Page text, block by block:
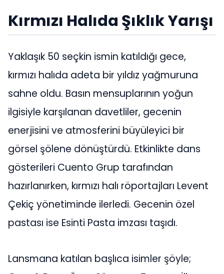
Kırmızı Halıda Şıklık Yarışı
Yaklaşık 50 seçkin ismin katıldığı gece,
kırmızı halıda adeta bir yıldız yağmuruna
sahne oldu. Basın mensuplarının yoğun
ilgisiyle karşılanan davetliler, gecenin
enerjisini ve atmosferini büyüleyici bir
görsel şölene dönüştürdü. Etkinlikte dans
gösterileri Cuento Grup tarafından
hazırlanırken, kırmızı halı röportajları Levent
Çekiç yönetiminde ilerledi. Gecenin özel
pastası ise Esinti Pasta imzası taşıdı.
Lansmana katılan başlıca isimler şöyle;